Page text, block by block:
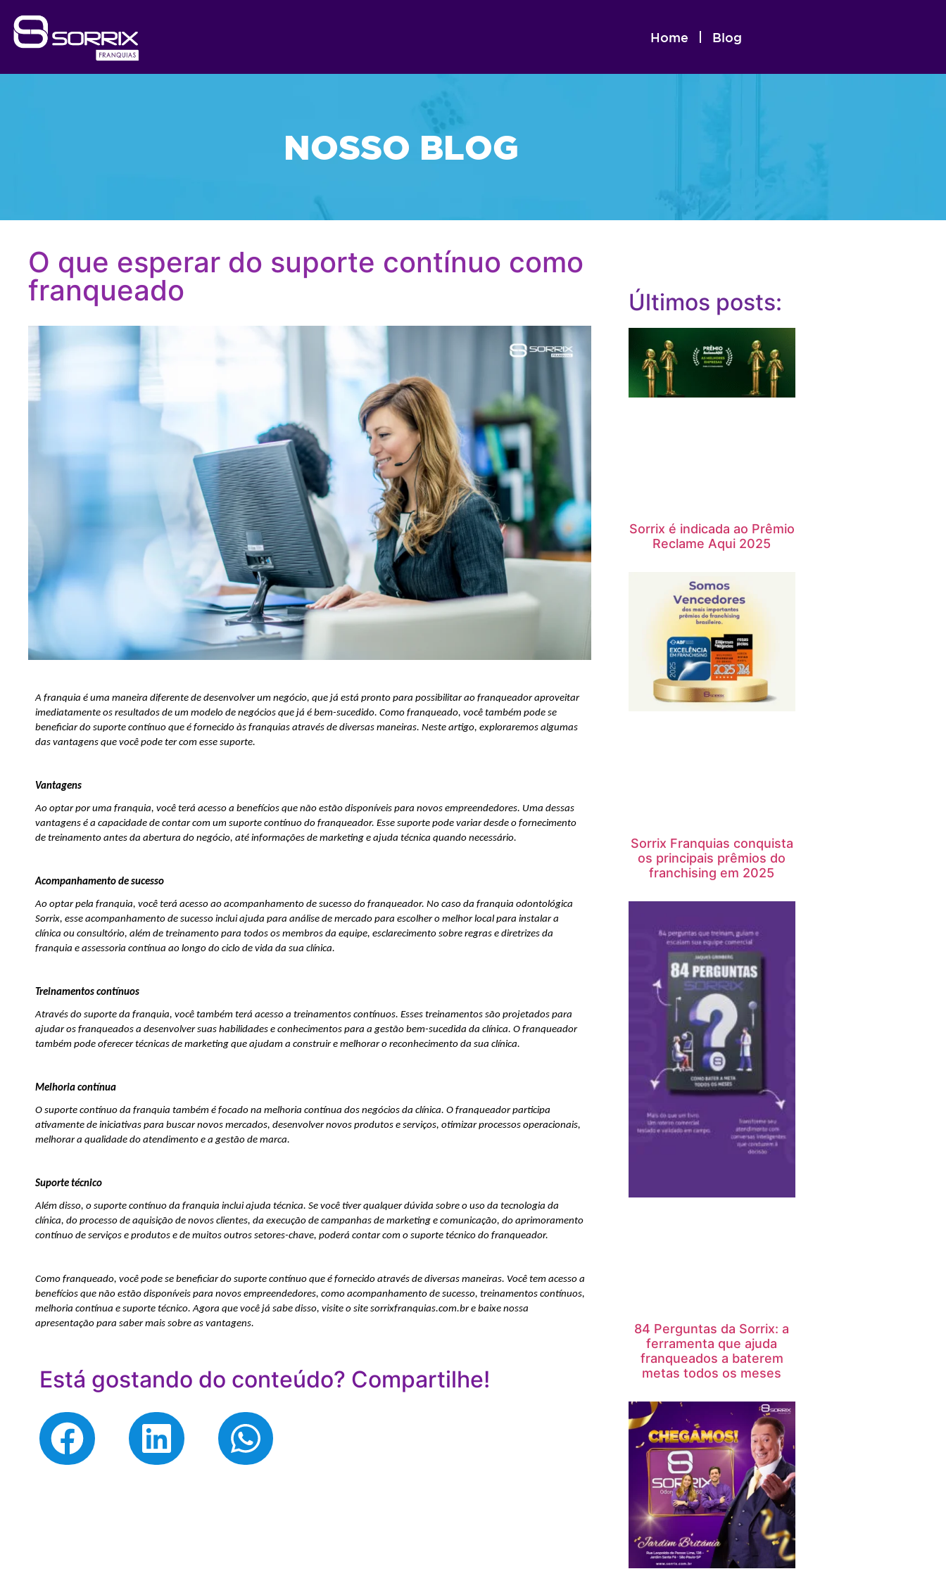
Home Blog
NOSSO BLOG
O que esperar do suporte contínuo como
franqueado
A franquia é uma maneira diferente de desenvolver um negócio, que já está pronto para possibilitar ao franqueador aproveitar
imediatamente os resultados de um modelo de negócios que já é bem-sucedido. Como franqueado, você também pode se
beneficiar do suporte contínuo que é fornecido às franquias através de diversas maneiras. Neste artigo, exploraremos algumas
das vantagens que você pode ter com esse suporte.
Vantagens
Ao optar por uma franquia, você terá acesso a benefícios que não estão disponíveis para novos empreendedores. Uma dessas
vantagens é a capacidade de contar com um suporte contínuo do franqueador. Esse suporte pode variar desde o fornecimento
de treinamento antes da abertura do negócio, até informações de marketing e ajuda técnica quando necessário.
Acompanhamento de sucesso
Ao optar pela franquia, você terá acesso ao acompanhamento de sucesso do franqueador. No caso da franquia odontológica
Sorrix, esse acompanhamento de sucesso inclui ajuda para análise de mercado para escolher o melhor local para instalar a
clínica ou consultório, além de treinamento para todos os membros da equipe, esclarecimento sobre regras e diretrizes da
franquia e assessoria contínua ao longo do ciclo de vida da sua clínica.
Treinamentos contínuos
Através do suporte da franquia, você também terá acesso a treinamentos contínuos. Esses treinamentos são projetados para
ajudar os franqueados a desenvolver suas habilidades e conhecimentos para a gestão bem-sucedida da clínica. O franqueador
também pode oferecer técnicas de marketing que ajudam a construir e melhorar o reconhecimento da sua clínica.
Melhoria contínua
O suporte contínuo da franquia também é focado na melhoria contínua dos negócios da clínica. O franqueador participa
ativamente de iniciativas para buscar novos mercados, desenvolver novos produtos e serviços, otimizar processos operacionais,
melhorar a qualidade do atendimento e a gestão de marca.
Suporte técnico
Além disso, o suporte contínuo da franquia inclui ajuda técnica. Se você tiver qualquer dúvida sobre o uso da tecnologia da
clínica, do processo de aquisição de novos clientes, da execução de campanhas de marketing e comunicação, do aprimoramento
contínuo de serviços e produtos e de muitos outros setores-chave, poderá contar com o suporte técnico do franqueador.
Como franqueado, você pode se beneficiar do suporte contínuo que é fornecido através de diversas maneiras. Você tem acesso a
benefícios que não estão disponíveis para novos empreendedores, como acompanhamento de sucesso, treinamentos contínuos,
melhoria contínua e suporte técnico. Agora que você já sabe disso, visite o site sorrixfranquias.com.br e baixe nossa
apresentação para saber mais sobre as vantagens.
Está gostando do conteúdo? Compartilhe!
Últimos posts:
Sorrix é indicada ao Prêmio
Reclame Aqui 2025
Sorrix Franquias conquista
os principais prêmios do
franchising em 2025
84 Perguntas da Sorrix: a
ferramenta que ajuda
franqueados a baterem
metas todos os meses